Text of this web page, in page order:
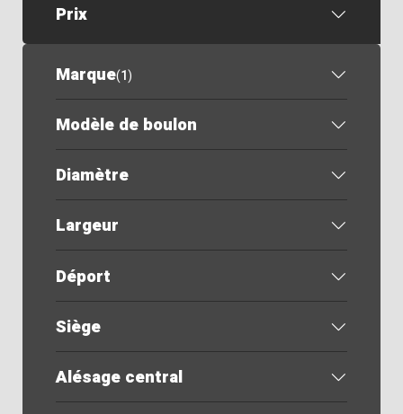
Prix
Marque(1)
Modèle de boulon
Diamètre
Largeur
Déport
Siège
Alésage central